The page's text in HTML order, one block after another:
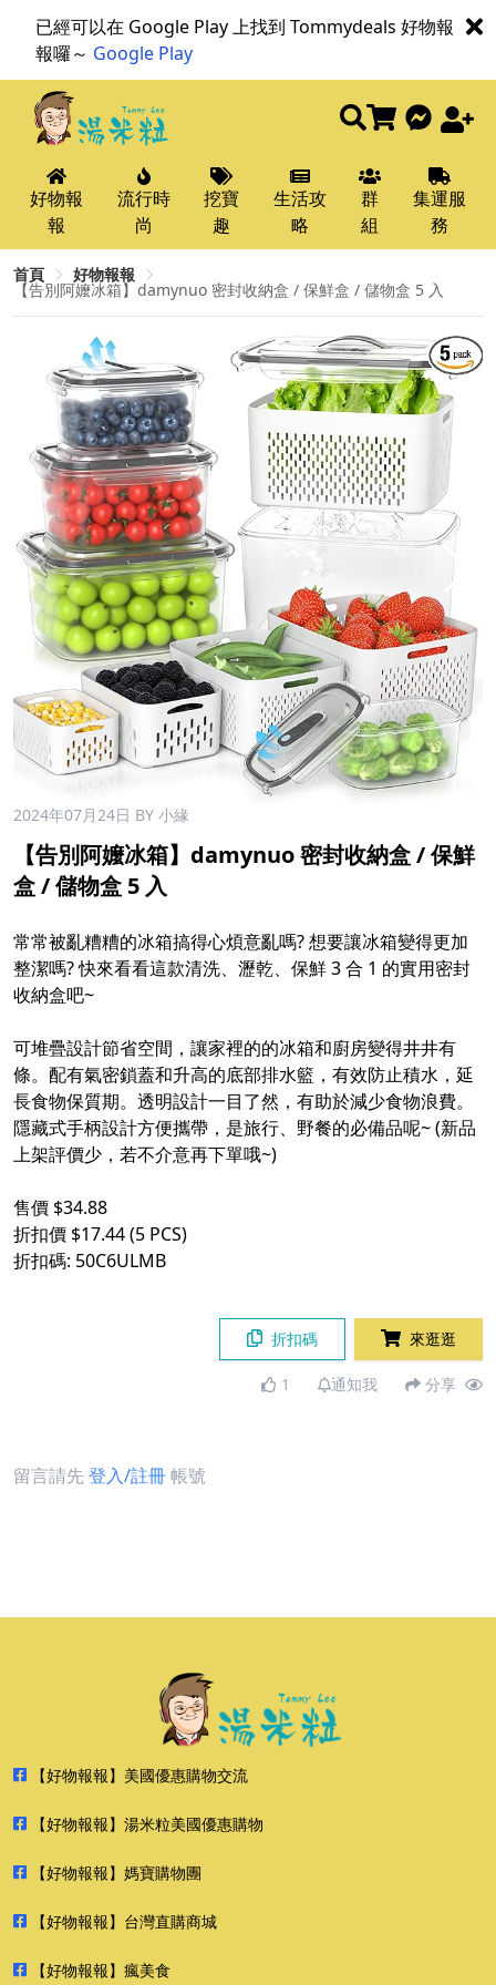
已經可以在 Google Play 上找到 Tommydeals 好物報
報囉～ Google Play
好物報
報
流行時
尚
挖寶
趣
生活攻
略
群
組
集運服
務
首頁 好物報報
【告別阿嬤冰箱】damynuo 密封收納盒 / 保鮮盒 / 儲物盒 5 入
2024年07月24日 BY 小緣
【告別阿嬤冰箱】damynuo 密封收納盒 / 保鮮
盒 / 儲物盒 5 入
常常被亂糟糟的冰箱搞得心煩意亂嗎? 想要讓冰箱變得更加
整潔嗎? 快來看看這款清洗、瀝乾、保鮮 3 合 1 的實用密封
收納盒吧~
可堆疊設計節省空間，讓家裡的的冰箱和廚房變得井井有
條。配有氣密鎖蓋和升高的底部排水籃，有效防止積水，延
長食物保質期。透明設計一目了然，有助於減少食物浪費。
隱藏式手柄設計方便攜帶，是旅行、野餐的必備品呢~ (新品
上架評價少，若不介意再下單哦~)
售價 $34.88
折扣價 $17.44 (5 PCS)
折扣碼: 50C6ULMB
折扣碼 來逛逛
1 通知我 分享
留言請先登入/註冊帳號
【好物報報】美國優惠購物交流
【好物報報】湯米粒美國優惠購物
【好物報報】媽寶購物團
【好物報報】台灣直購商城
【好物報報】瘋美食